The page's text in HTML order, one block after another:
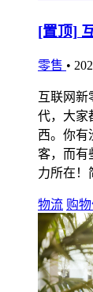
[置顶]
零售 •
互联网新
代，大家
西。你有
客，而有
力所在！
物流 购